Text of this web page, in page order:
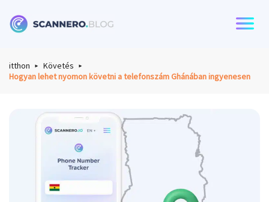
itthon
Követés
Hogyan lehet nyomon követni a telefonszám Ghánában ingyenesen